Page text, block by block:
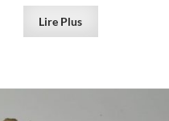
Lire Plus